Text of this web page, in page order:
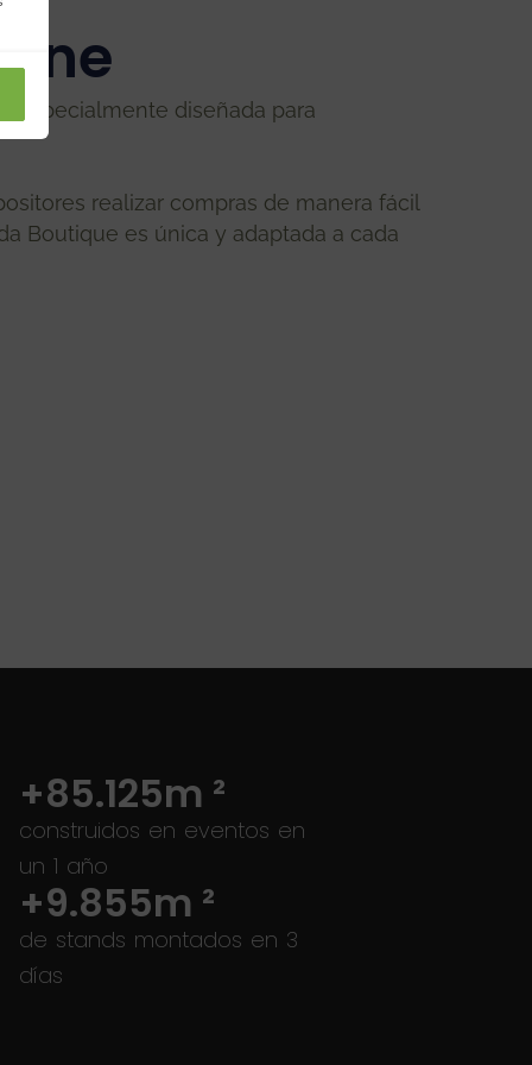
especialmente diseñada para
realizar compras de manera fácil
Boutique es única y adaptada a cada
construidos en eventos en
un 1 año
+85.125m ²
de stands montados en 3
días
+9.855m ²